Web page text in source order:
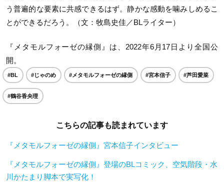
う普遍的な要素に共感できるはず。静かな感動を噛みしめるこ
とができるだろう。（文：牧島史佳／BLライター）
『メタモルフォーゼの縁側』は、2022年6月17日より全国公
開。
#BL #じゃのめ #メタモルフォーゼの縁側 #宮本信子 #芦田愛菜
#鶴谷香央理
こちらの記事も読まれています
『メタモルフォーゼの縁側』宮本信子インタビュー
『メタモルフォーゼの縁側』登場のBLコミック、空気階段・水
川かたまり脚本で実写化！